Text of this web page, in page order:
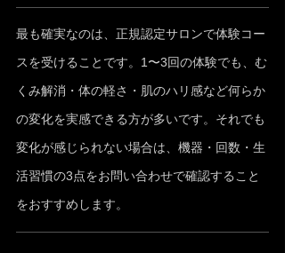
最も確実なのは、正規認定サロンで体験コー
スを受けることです。1〜3回の体験でも、む
くみ解消・体の軽さ・肌のハリ感など何らか
の変化を実感できる方が多いです。それでも
変化が感じられない場合は、機器・回数・生
活習慣の3点をお問い合わせで確認すること
をおすすめします。